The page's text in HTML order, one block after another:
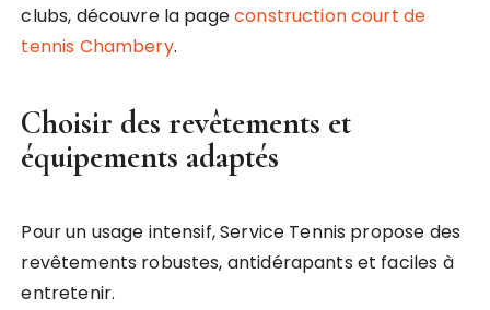
clubs, découvre la pageconstruction court de
tennis Chambery.
Choisir des revêtements et
équipements adaptés
Pour un usage intensif, Service Tennis propose des
revêtements robustes, antidérapants et faciles à
entretenir.